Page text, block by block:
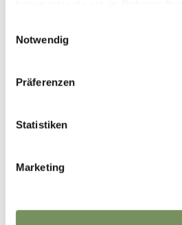
Notwendig
Präferenzen
Statistiken
Marketing
Tourismusverein
Spaureggstr. 10
info@partschins.com